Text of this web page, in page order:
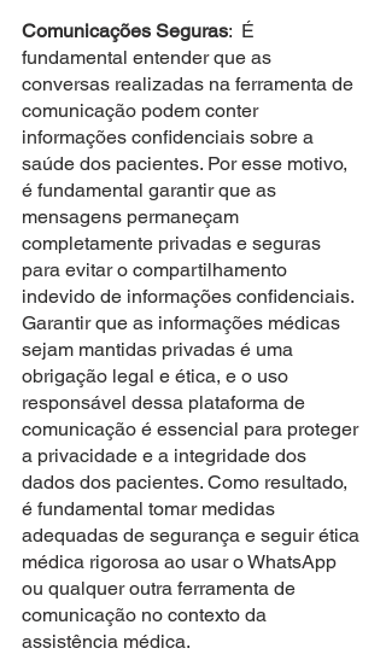
Comunicações Seguras:  É
fundamental entender que as
conversas realizadas na ferramenta de
comunicação podem conter
informações confidenciais sobre a
saúde dos pacientes. Por esse motivo,
é fundamental garantir que as
mensagens permaneçam
completamente privadas e seguras
para evitar o compartilhamento
indevido de informações confidenciais.
Garantir que as informações médicas
sejam mantidas privadas é uma
obrigação legal e ética, e o uso
responsável dessa plataforma de
comunicação é essencial para proteger
a privacidade e a integridade dos
dados dos pacientes. Como resultado,
é fundamental tomar medidas
adequadas de segurança e seguir ética
médica rigorosa ao usar o WhatsApp
ou qualquer outra ferramenta de
comunicação no contexto da
assistência médica.